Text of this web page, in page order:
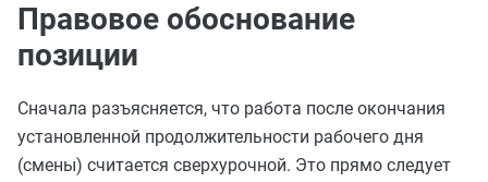
Правовое обоснование
позиции
Сначала разъясняется, что работа после окончания
установленной продолжительности рабочего дня
(смены) считается сверхурочной. Это прямо следует